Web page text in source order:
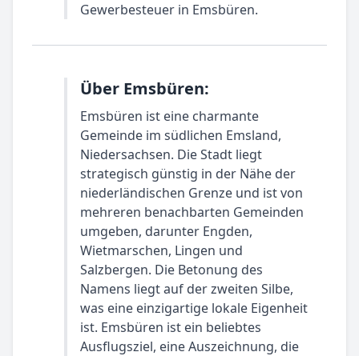
Gewerbesteuer in Emsbüren.
Über Emsbüren:
Emsbüren ist eine charmante
Gemeinde im südlichen Emsland,
Niedersachsen. Die Stadt liegt
strategisch günstig in der Nähe der
niederländischen Grenze und ist von
mehreren benachbarten Gemeinden
umgeben, darunter Engden,
Wietmarschen, Lingen und
Salzbergen. Die Betonung des
Namens liegt auf der zweiten Silbe,
was eine einzigartige lokale Eigenheit
ist. Emsbüren ist ein beliebtes
Ausflugsziel, eine Auszeichnung, die